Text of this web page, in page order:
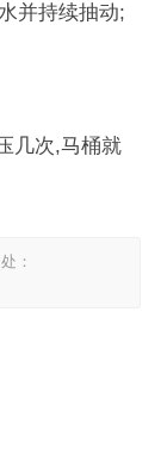
并持续抽动;
几次,马桶就
：